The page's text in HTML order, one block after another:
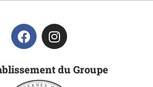
du Groupe